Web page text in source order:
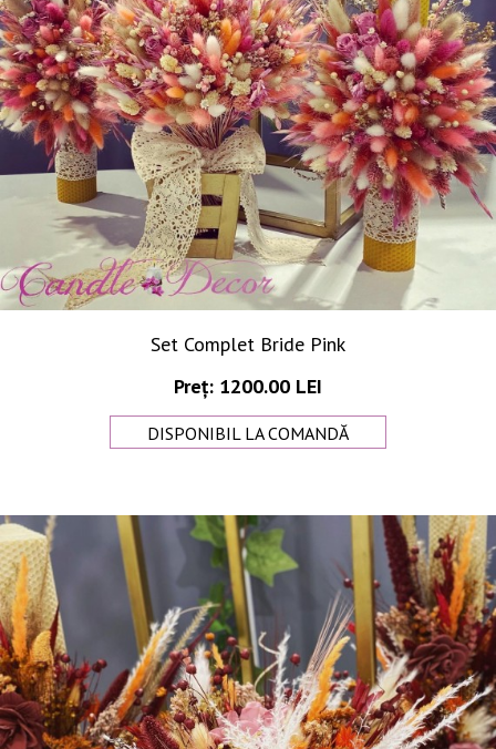
Set Complet Bride Pink
Preț: 1200.00 LEI
DISPONIBIL LA COMANDĂ